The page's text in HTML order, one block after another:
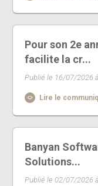
Pour son 2e
facilite la cr...
Publié le 16/07/2026
Lire le
Banyan
Solutions...
Publié le 02/07/2026